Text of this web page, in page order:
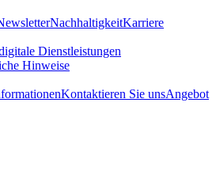
NachhaltigkeitKarriere
Dienstleistungen
Hinweise
Kontaktieren Sie unsAngebot